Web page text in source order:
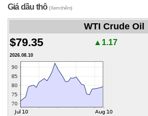
Giá dầu thô(Xem thêm)
WTI Crude Oil
$79.35 ▲1.17
2026.08.10